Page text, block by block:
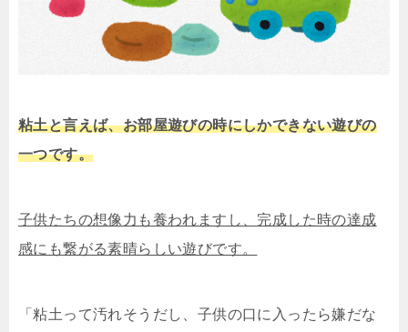
粘土と言えば、お部屋遊びの時にしかできない遊びの
一つです。
子供たちの想像力も養われますし、完成した時の達成
感にも繋がる素晴らしい遊びです。
「粘土って汚れそうだし、子供の口に入ったら嫌だな